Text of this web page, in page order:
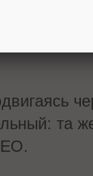
о
(31,1%), в
та